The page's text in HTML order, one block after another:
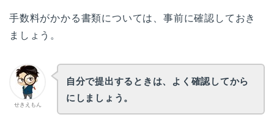
手数料がかかる書類については、事前に確認しておき
ましょう。
せきえもん
自分で提出するときは、よく確認してから
にしましょう。